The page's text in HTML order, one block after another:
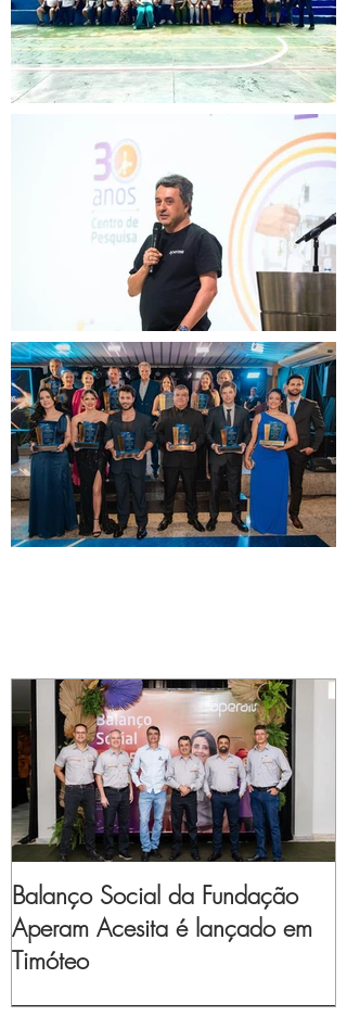
Balanço Social da Fundação
Aperam Acesita é lançado em
Timóteo